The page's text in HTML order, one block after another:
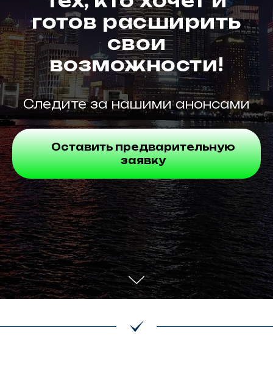
готов расширить
свои
возможности!
Следите за нашими анонсами
Оставить предварительную
заявку